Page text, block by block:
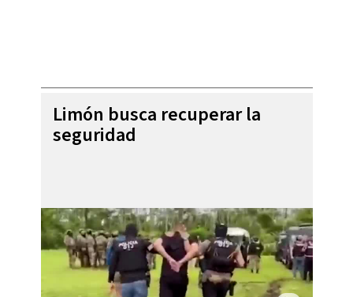
Limón busca recuperar la
seguridad